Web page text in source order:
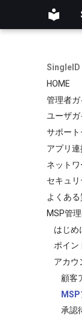
HOME
管理者ガ
はじめ
ログ
操作
ユーザ
グルー
認証
LDAP
証明
アプリ
アプ
セキュ
管理
基本
管理
ネッ
詳細
ユーザガ
はじめ
アカウ
パスワ
オーセ
セッシ
サポー
はじめ
お客様
新し
チケ
チケ
MSP提
サポ
新規
サポ
ステ
担当
コメ
エス
チケ
用語
チケ
アプリ
ネット
セキュ
よくある
MSP管
はじめ
ポイン
ポイ
アカウ
顧客
MSP
承認